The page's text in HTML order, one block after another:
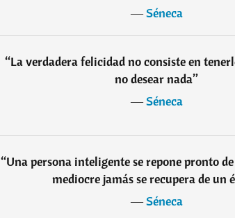
―Séneca
“La verdadera felicidad no consiste en
no desear nada”
―Séneca
“Una persona inteligente se repone pronto
mediocre jamás se recupera de un
―Séneca